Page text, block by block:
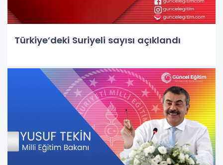
Türkiye’deki Suriyeli sayısı açıklandı